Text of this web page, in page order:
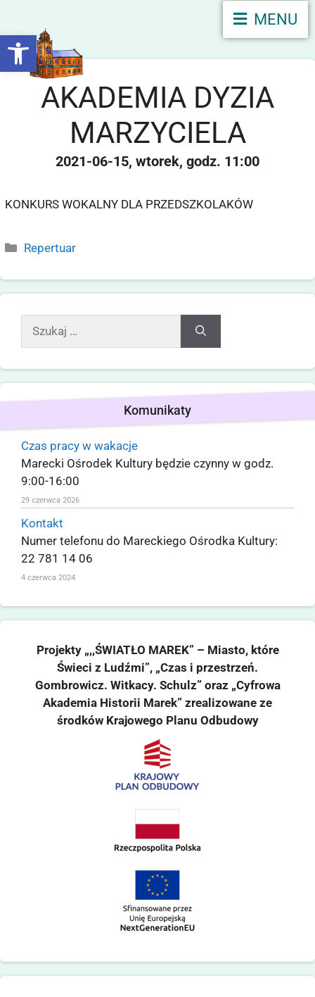
Otwórz pasek narzędzi
MENU
AKADEMIA DYZIA
MARZYCIELA
2021-06-15 wtorek 11:00
KONKURS WOKALNY DLA PRZEDSZKOLAKÓW
Repertuar
Komunikaty
Czas pracy w wakacje
Marecki Ośrodek Kultury będzie czynny w godz.
9:00-16:00
29 czerwca 2026
Kontakt
Numer telefonu do Mareckiego Ośrodka Kultury:
22 781 14 06
4 czerwca 2024
Projekty „,,ŚWIATŁO MAREK” – Miasto, które
Świeci z Ludźmi”, „Czas i przestrzeń.
Gombrowicz. Witkacy. Schulz” oraz „Cyfrowa
Akademia Historii Marek” zrealizowane ze
środków Krajowego Planu Odbudowy